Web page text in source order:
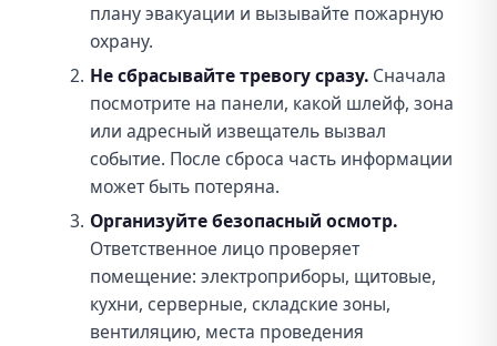
плану эвакуации и вызывайте пожарную
охрану.
Не сбрасывайте тревогу сразу.Сначала
посмотрите на панели, какой шлейф, зона
или адресный извещатель вызвал
событие. После сброса часть информации
может быть потеряна.
Организуйте безопасный осмотр.
Ответственное лицо проверяет
помещение: электроприборы, щитовые,
кухни, серверные, складские зоны,
вентиляцию, места проведения